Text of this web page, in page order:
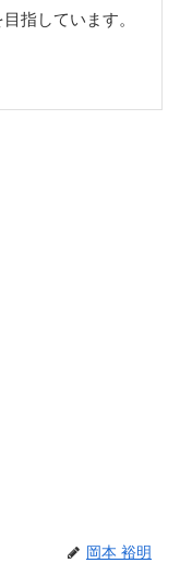
指しています。
岡本 裕明